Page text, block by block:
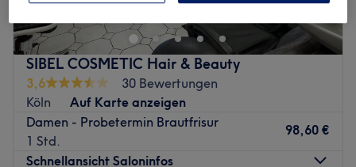
SIBEL COSMETIC Hair & Beauty
3,6
30 Bewertungen
Köln
Auf Karte anzeigen
Damen - Probetermin Brautfrisur
1 Std.
98,60 €
Schnellansicht Saloninfos